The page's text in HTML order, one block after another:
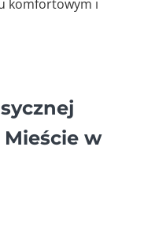
komfortowym i
w